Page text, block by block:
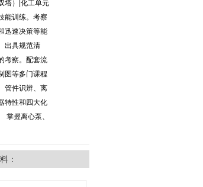
塔）|化工单元
能训练。考察
迅速决策等能
出具规范清
考察。配套流
图等多门课程
管件识辨、离
特性和四大化
掌握离心泵、
：